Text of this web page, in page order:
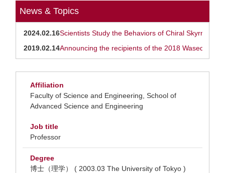
News & Topics
2024.02.16Scientists Study the Behaviors of Chiral Skyrmions
2019.02.14Announcing the recipients of the 2018 Waseda
Affiliation
Faculty of Science and Engineering, School of
Advanced Science and Engineering
Job title
Professor
Degree
博士（理学） ( 2003.03 The University of Tokyo )